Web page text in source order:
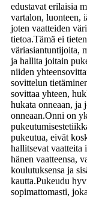
edustavat erilaisia
vartalon, luonteen,
joten vaatteiden
tietoa.Tämä ei
väriasiantuntijoita,
ja hallita joitain
niiden
sovittelun
sovittaa yhteen,
hukata onneaan, ja
onneaan.Onni on
pukeutua, eivät
hallitsevat vaatteita
hänen vaatteensa,
koulutuksensa ja
kautta.Pukeudu
sopimattomasti,